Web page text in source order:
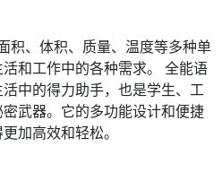
积、体积、质量、温度等多种单
和工作中的各种需求。 全能语
中的得力助手，也是学生、工
武器。它的多功能设计和便捷
加高效和轻松。